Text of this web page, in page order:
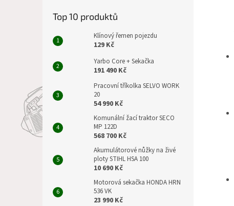
Top 10 produktů
Klínový řemen pojezdu
129 Kč
Yarbo Core + Sekačka
191 490 Kč
Pracovní tříkolka SELVO WORK
20
54 990 Kč
Komunální žací traktor SECO
MP 122D
568 700 Kč
Akumulátorové nůžky na živé
ploty STIHL HSA 100
10 690 Kč
Motorová sekačka HONDA HRN
536 VK
23 990 Kč